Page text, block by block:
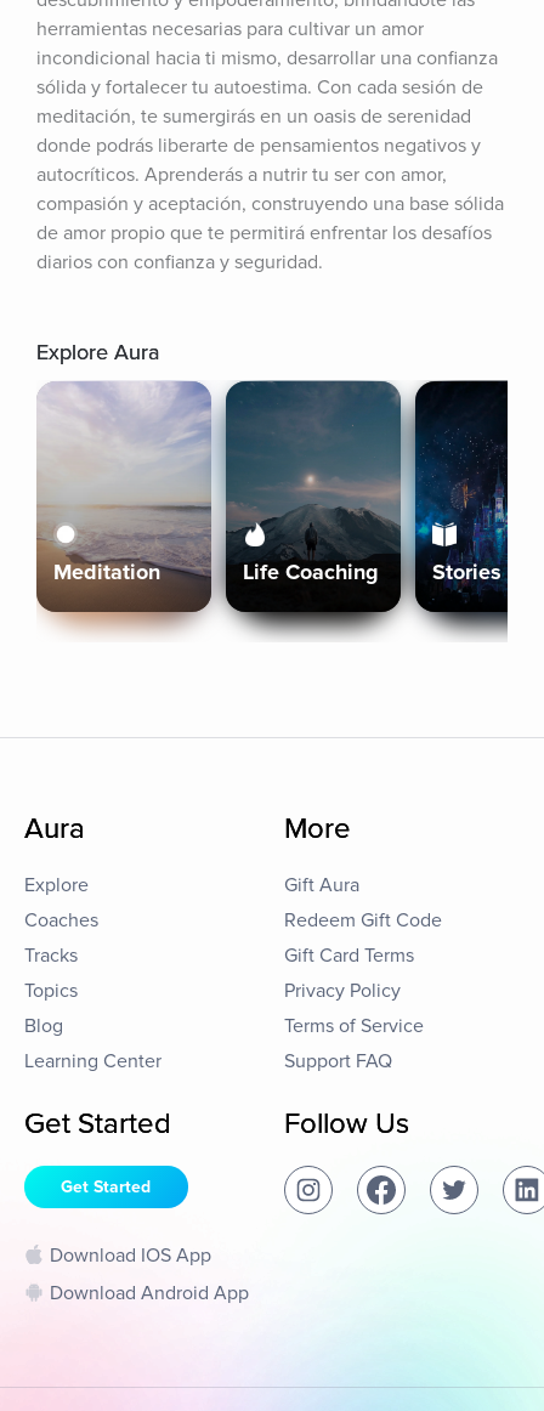
herramientas necesarias para cultivar un amor
incondicional hacia ti mismo, desarrollar una confianza
sólida y fortalecer tu autoestima. Con cada sesión de
meditación, te sumergirás en un oasis de serenidad
donde podrás liberarte de pensamientos negativos y
autocríticos. Aprenderás a nutrir tu ser con amor,
compasión y aceptación, construyendo una base sólida
de amor propio que te permitirá enfrentar los desafíos
diarios con confianza y seguridad.
Explore Aura
Meditation Life Coaching Stories
Aura
Explore
Coaches
Tracks
Topics
Blog
Learning Center
More
Gift Aura
Redeem Gift Code
Gift Card Terms
Privacy Policy
Terms of Service
Support FAQ
Get Started
Get Started
Download IOS App
Download Android App
Follow Us